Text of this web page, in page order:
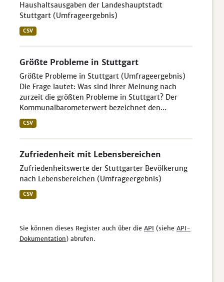
Haushaltsausgaben der Landeshauptstadt
Stuttgart (Umfrageergebnis)
CSV
Größte Probleme in Stuttgart
Größte Probleme in Stuttgart (Umfrageergebnis)
Die Frage lautet: Was sind Ihrer Meinung nach
zurzeit die größten Probleme in Stuttgart? Der
Kommunalbarometerwert bezeichnet den...
CSV
Zufriedenheit mit Lebensbereichen
Zufriedenheitswerte der Stuttgarter Bevölkerung
nach Lebensbereichen (Umfrageergebnis)
CSV
Sie können dieses Register auch über die API (siehe API-
Dokumentation) abrufen.